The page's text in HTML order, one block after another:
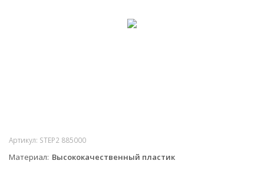
Артикул: STEP2 885000
Материал Высококачественный пластик